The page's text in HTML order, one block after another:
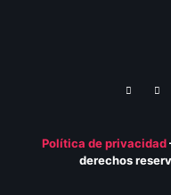
Política de privacidad
derechos